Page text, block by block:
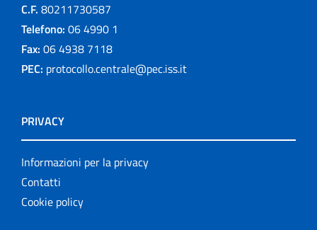
C.F. 80211730587
Telefono: 06 4990 1
Fax: 06 4938 7118
PEC: protocollo.centrale@pec.iss.it
PRIVACY
Informazioni per la privacy
Contatti
Cookie policy